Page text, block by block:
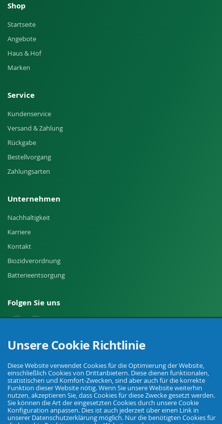
Shop
Startseite
Angebote
Haus & Hof
Marken
Service
Kundenservice
Versand & Zahlung
Rückgabe
Bestellvorgang
Zahlungsarten
Unternehmen
Nachhaltigkeit
Karriere
Kontakt
Biozidverordnung
Batterieentsorgung
Folgen Sie uns
Unsere Cookie Richtlinie
Diese Website verwendet Cookies für die Optimierung der Website,
einschließlich Cookies von Drittanbietern. Diese dienen funktionalen,
statistischen und Komfort-Zwecken, sind aber auch für die korrekte
Funktion dieser Website nötig. Wenn Sie unsere Website weiterhin
nutzen, akzeptieren Sie, dass Cookies für diese Zwecke gesetzt werden.
Sie können die Art der eingesetzten Cookies durch unsere Cookie
Konfiguration anpassen. Dies ist auch jederzeit über einen Link in
unserer Datenschutzerklärung möglich. Nur die benötigten Cookies für